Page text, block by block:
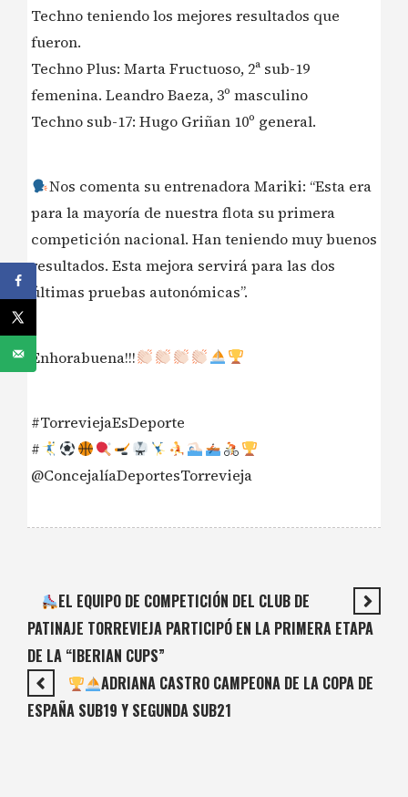
Techno teniendo los mejores resultados que
fueron.
Techno Plus: Marta Fructuoso, 2ª sub-19
femenina. Leandro Baeza, 3º masculino
Techno sub-17: Hugo Griñan 10º general.
Nos comenta su entrenadora Mariki: “Esta era
para la mayoría de nuestra flota su primera
competición nacional. Han teniendo muy buenos
resultados. Esta mejora servirá para las dos
últimas pruebas autonómicas”.
Enhorabuena!!!
#TorreviejaEsDeporte
#
@ConcejalíaDeportesTorrevieja
EL EQUIPO DE COMPETICIÓN DEL CLUB DE
PATINAJE TORREVIEJA PARTICIPÓ EN LA PRIMERA ETAPA
DE LA “IBERIAN CUPS”
ADRIANA CASTRO CAMPEONA DE LA COPA DE
ESPAÑA SUB19 Y SEGUNDA SUB21